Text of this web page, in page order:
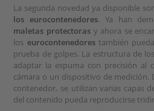
La segunda novedad ya disponible
los eurocontenedores. Ya han
maletas protectoras y ahora se
los eurocontenedorestambién
prueba de golpes. La estructura de
adaptar la espuma con precisión al
cámara o un dispositivo de medición.
contenedor, se utilizan varias capas
del contenido pueda reproducirse